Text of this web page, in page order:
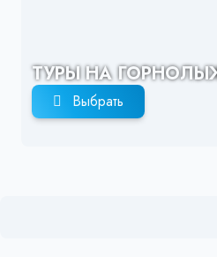
ТУРЫ НА
Выбрать